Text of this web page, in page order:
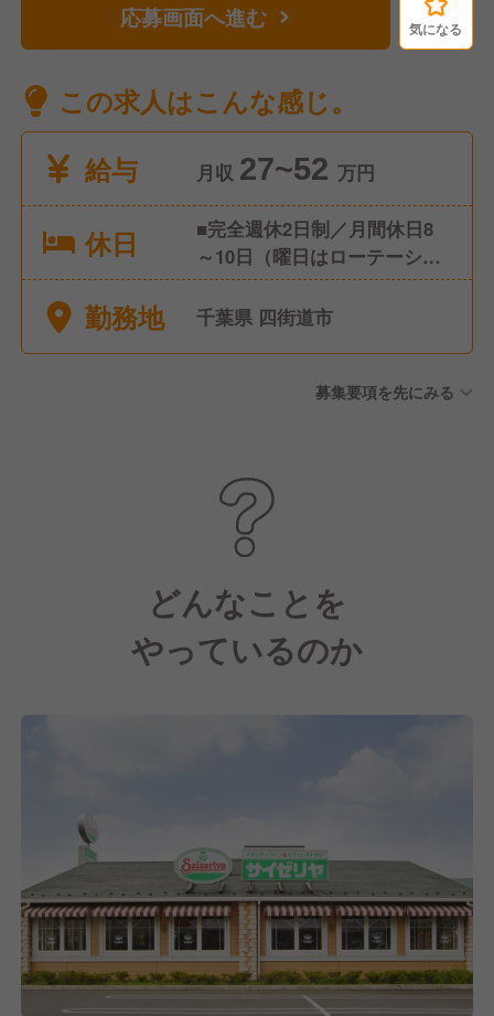
応募画面へ進む 気になる
この求人はこんな感じ。
給与
月収 27~52 万円
休日
■完全週休2日制／月間休日8
～10日（曜日はローテーショ
ン制） ■年間休日116日 ■年次
有給休暇 入社6ヶ月後10日
給休暇 ■介護休暇/子の看護休
応じて最長小学校6年生まで）
の時短勤務制度 ■深夜勤務免
除制度
勤務地 千葉県 四街道市
募集要項を先にみる
どんなことを
やっているのか
気になる